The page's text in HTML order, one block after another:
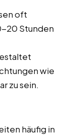
oft
20 Stunden
wie
zu sein.
häufig in